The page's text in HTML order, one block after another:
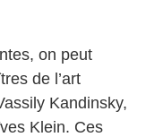
on peut
de l’art
Kandinsky,
Klein. Ces